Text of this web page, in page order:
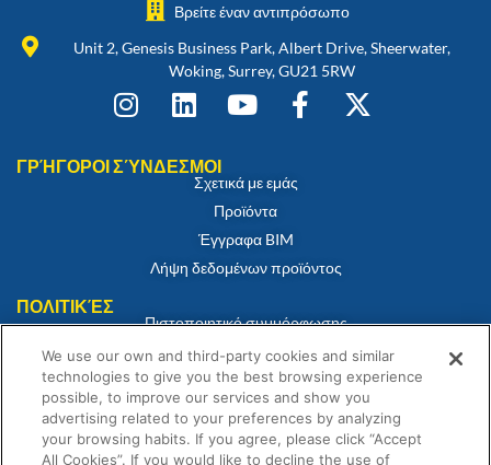
Βρείτε έναν αντιπρόσωπο
Unit 2, Genesis Business Park, Albert Drive, Sheerwater,
Woking, Surrey, GU21 5RW
ΓΡΉΓΟΡΟΙ ΣΎΝΔΕΣΜΟΙ
Σχετικά με εμάς
Προϊόντα
Έγγραφα BIM
Λήψη δεδομένων προϊόντος
ΠΟΛΙΤΙΚΈΣ
Πιστοποιητικό συμμόρφωσης
Πολιτική για τα cookies
Αποποίηση ευθύνης
Πολιτική απορρήτου
Όροι και Προϋποθέσεις Πώλησης
We use our own and third-party cookies and similar
technologies to give you the best browsing experience
possible, to improve our services and show you
advertising related to your preferences by analyzing
your browsing habits. If you agree, please click “Accept
All Cookies”. If you would like to decline the use of